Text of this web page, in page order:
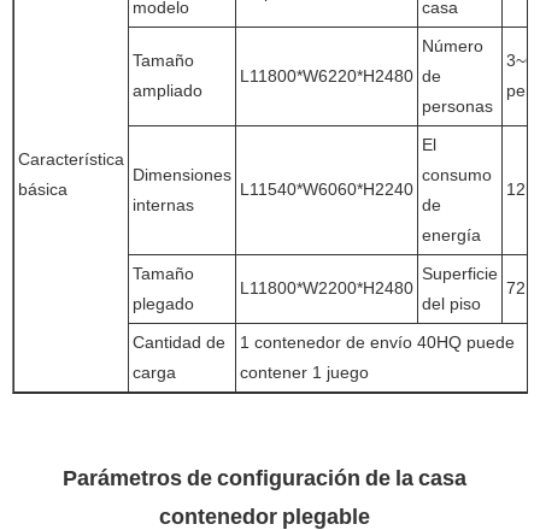
Característica
básica
modelo
casa
Tamaño
ampliado
L11800*W6220*H2480
Número
de
personas
3~6
Dimensiones
internas
L11540*W6060*H2240
El
consumo
de
energía
Tamaño
plegado
L11800*W2200*H2480
Superficie
del piso
Cantidad de
carga
1 contenedor de envío 40HQ puede
contener 1 juego
Parámetros de configuración de la casa
contenedor plegable